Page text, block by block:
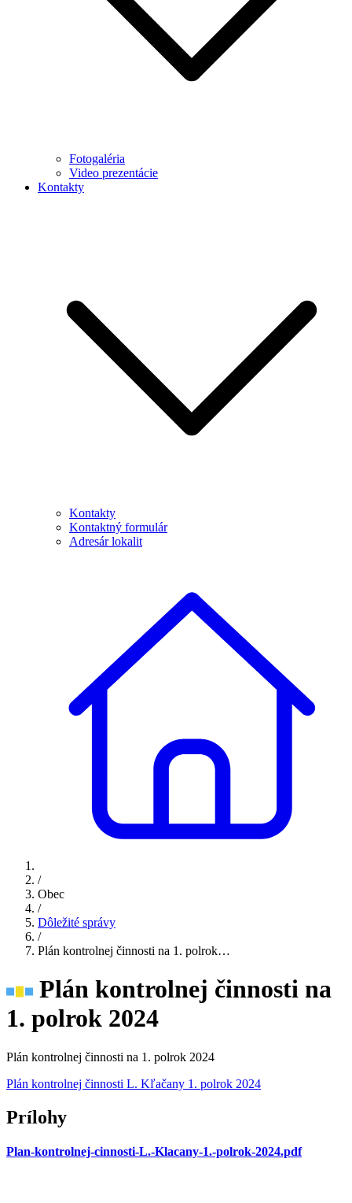
Fotogaléria
Video prezentácie
Kontakty
Kontakty
Kontaktný formulár
Adresár lokalit
/
Obec
/
Dôležité správy
/
Plán kontrolnej činnosti na 1. polrok…
Plán kontrolnej činnosti na
1. polrok 2024
Plán kontrolnej činnosti na 1. polrok 2024
Plán kontrolnej činnosti L. Kľačany 1. polrok 2024
Prílohy
Plan-kontrolnej-cinnosti-L.-Klacany-1.-polrok-2024.pdf